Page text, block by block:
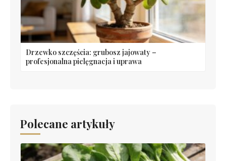
Drzewko szczęścia: grubosz jajowaty –
profesjonalna pielęgnacja i uprawa
Polecane artykuły